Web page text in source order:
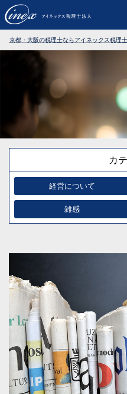
京都・
京都・大阪の税理士ならアイネックス税理士
カ
経営について
雑感